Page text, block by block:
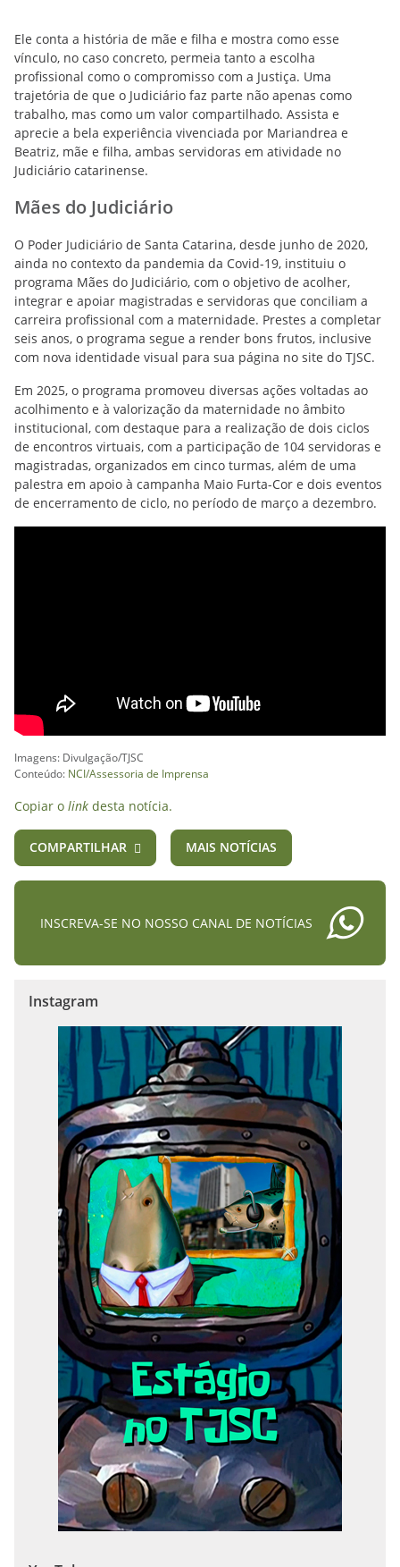
Ele conta a história de mãe e filha e mostra como esse
vínculo, no caso concreto, permeia tanto a escolha
profissional como o compromisso com a Justiça. Uma
trajetória de que o Judiciário faz parte não apenas como
trabalho, mas como um valor compartilhado. Assista e
aprecie a bela experiência vivenciada por Mariandrea e
Beatriz, mãe e filha, ambas servidoras em atividade no
Judiciário catarinense.
Mães do Judiciário
O Poder Judiciário de Santa Catarina, desde junho de 2020,
ainda no contexto da pandemia da Covid-19, instituiu o
programa Mães do Judiciário, com o objetivo de acolher,
integrar e apoiar magistradas e servidoras que conciliam a
carreira profissional com a maternidade. Prestes a completar
seis anos, o programa segue a render bons frutos, inclusive
com nova identidade visual para sua página no site do TJSC.
Em 2025, o programa promoveu diversas ações voltadas ao
acolhimento e à valorização da maternidade no âmbito
institucional, com destaque para a realização de dois ciclos
de encontros virtuais, com a participação de 104 servidoras e
magistradas, organizados em cinco turmas, além de uma
palestra em apoio à campanha Maio Furta-Cor e dois eventos
de encerramento de ciclo, no período de março a dezembro.
Imagens: Divulgação/TJSC
Conteúdo: NCI/Assessoria de Imprensa
Copiar o link desta notícia.
COMPARTILHAR MAIS NOTÍCIAS
INSCREVA-SE NO NOSSO CANAL DE NOTÍCIAS
Instagram